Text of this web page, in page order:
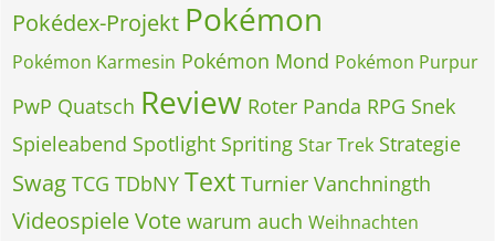
Pokédex-Projekt Pokémon
Pokémon Karmesin Pokémon Mond Pokémon Purpur
PwP Quatsch Review Roter Panda RPG Snek
Spieleabend Spotlight Spriting Star Trek Strategie
Swag TCG TDbNY Text Turnier Vanchningth
VideospieleVote warum auch Weihnachten